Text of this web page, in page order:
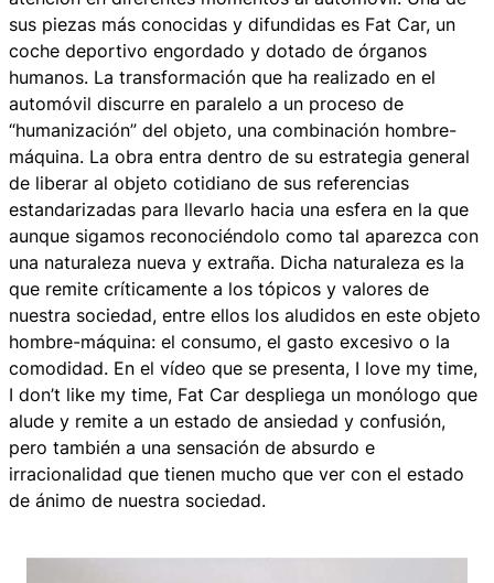
sus piezas más conocidas y difundidas es Fat Car, un
coche deportivo engordado y dotado de órganos
humanos. La transformación que ha realizado en el
automóvil discurre en paralelo a un proceso de
“humanización” del objeto, una combinación hombre-
máquina. La obra entra dentro de su estrategia general
de liberar al objeto cotidiano de sus referencias
estandarizadas para llevarlo hacia una esfera en la que
aunque sigamos reconociéndolo como tal aparezca con
una naturaleza nueva y extraña. Dicha naturaleza es la
que remite críticamente a los tópicos y valores de
nuestra sociedad, entre ellos los aludidos en este objeto
hombre-máquina: el consumo, el gasto excesivo o la
comodidad. En el vídeo que se presenta, I love my time,
I don’t like my time, Fat Car despliega un monólogo que
alude y remite a un estado de ansiedad y confusión,
pero también a una sensación de absurdo e
irracionalidad que tienen mucho que ver con el estado
de ánimo de nuestra sociedad.